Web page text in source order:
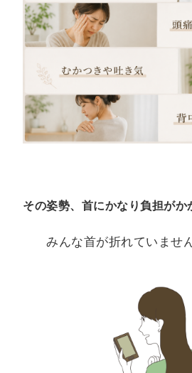
その姿勢、首にかなり負担がか
みんな首が折れていませ